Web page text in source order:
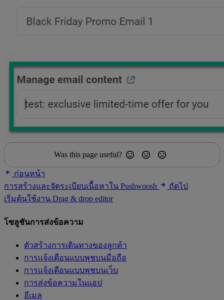
Was this page useful?
ก่อนหน้า
การสร้างและจัดระเบียบเนื้อหาใน Pushwoosh
ถัดไป
เริ่มต้นใช้งาน Drag & drop editor
โซลูชันการส่งข้อความ
ตัวสร้างการเดินทางของลูกค้า
การแจ้งเตือนแบบพุชบนมือถือ
การแจ้งเตือนแบบพุชบนเว็บ
การส่งข้อความในแอป
อีเมล